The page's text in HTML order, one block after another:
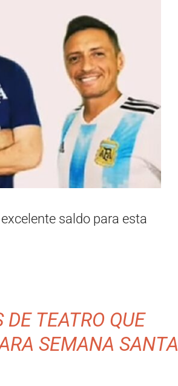
saldo para esta
TEATRO QUE
SEMANA SANTA